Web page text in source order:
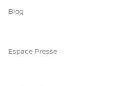
Blog
Espace Presse